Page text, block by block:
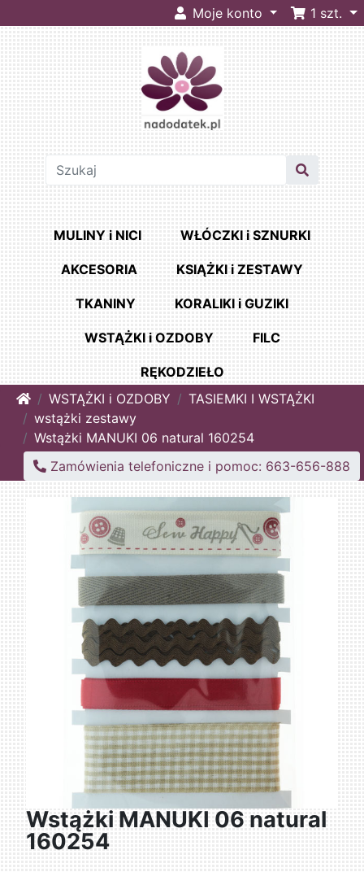
Moje konto 1 szt.
MULINY i NICI WŁÓCZKI i SZNURKI
AKCESORIA KSIĄŻKI i ZESTAWY
TKANINY KORALIKI i GUZIKI
WSTĄŻKI i OZDOBY FILC
RĘKODZIEŁO
HomeWSTĄŻKI i OZDOBY
TASIEMKI I WSTĄŻKI
wstążki zestawy
Wstążki MANUKI 06 natural 160254
Zamówienia telefoniczne i pomoc: 663-656-888
Wstążki MANUKI 06 natural
160254